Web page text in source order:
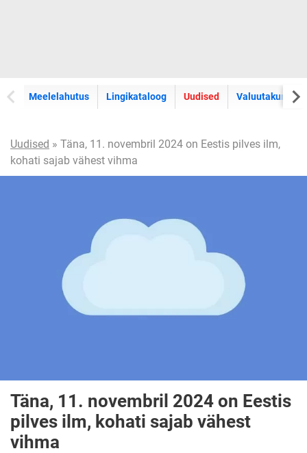
Meelelahutus Lingikataloog Uudised Valuutakursid
Uudised » Täna, 11. novembril 2024 on Eestis pilves ilm,
kohati sajab vähest vihma
Täna, 11. novembril 2024 on Eestis
pilves ilm, kohati sajab vähest
vihma